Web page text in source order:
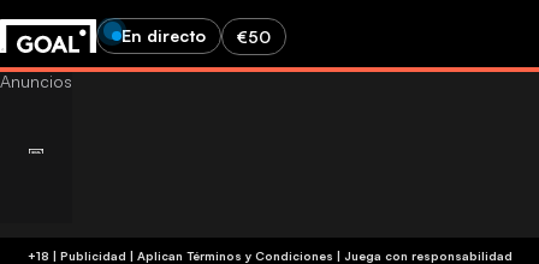
En directo €50
+18 | Publicidad | Aplican Términos y Condiciones | Juega con responsabilidad